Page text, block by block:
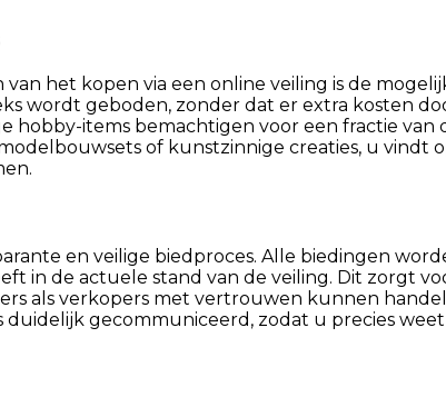
het kopen via een online veiling is de
wordt geboden, zonder dat er extra kosten
items bemachtigen voor een fractie van
of kunstzinnige creaties, u vindt
en veilige biedproces. Alle biedingen
in de actuele stand van de veiling. Dit zorgt
als verkopers met vertrouwen kunnen
gecommuniceerd, zodat u precies